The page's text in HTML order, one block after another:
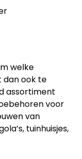
welke
dan ook te
assortiment
voor
van
tuinhuisjes,